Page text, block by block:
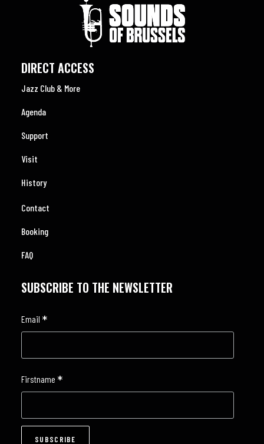
DIRECT ACCESS
Jazz Club & More
Agenda
Support
Visit
History
Contact
Booking
FAQ
SUBSCRIBE TO THE NEWSLETTER
Email *
Firstname *